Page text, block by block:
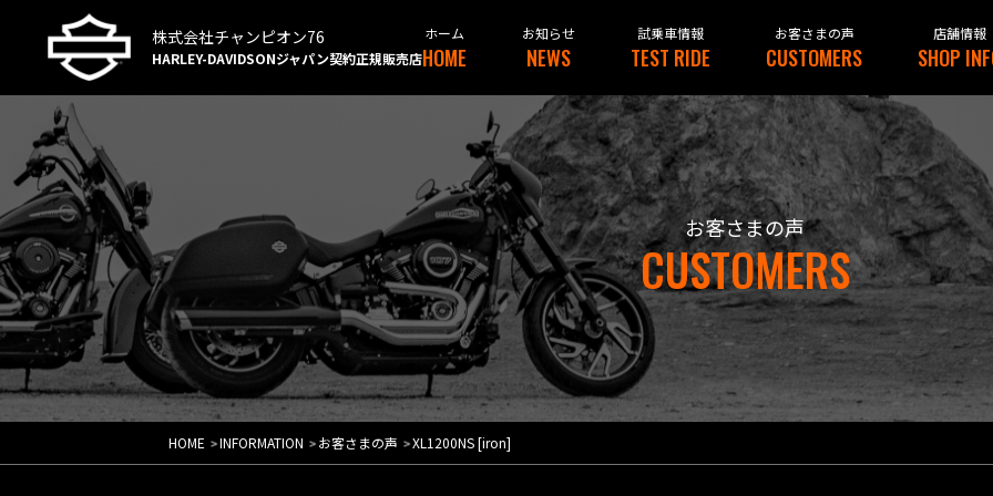
株式会社チャンピオン76
HARLEY-DAVIDSONジャパン契約正規販売店HOME NEWS TEST RIDE CUSTOMERS SHOP
お客さまの声
CUSTOMERS
HOME INFORMATION お客さまの声 XL1200NS [iron]